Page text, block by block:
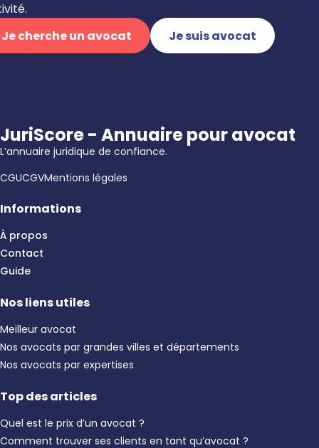
Je cherche un avocat
Je suis avocat
JuriScore - Annuaire pour avocat
L’annuaire juridique de confiance.
CGUCGVMentions légales
Informations
À propos
Contact
Guide
Nos liens utiles
Meilleur avocat
Nos avocats par grandes villes et départements
Nos avocats par expertises
Top des articles
Quel est le prix d’un avocat ?
Comment trouver ses clients en tant qu’avocat ?